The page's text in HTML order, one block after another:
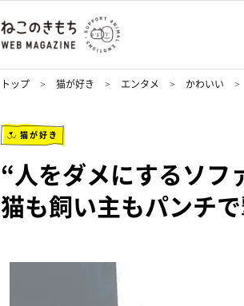
トップ 猫が好き エンタメ かわいい
猫が好き
“人をダメにするソ
猫も飼い主もパンチ